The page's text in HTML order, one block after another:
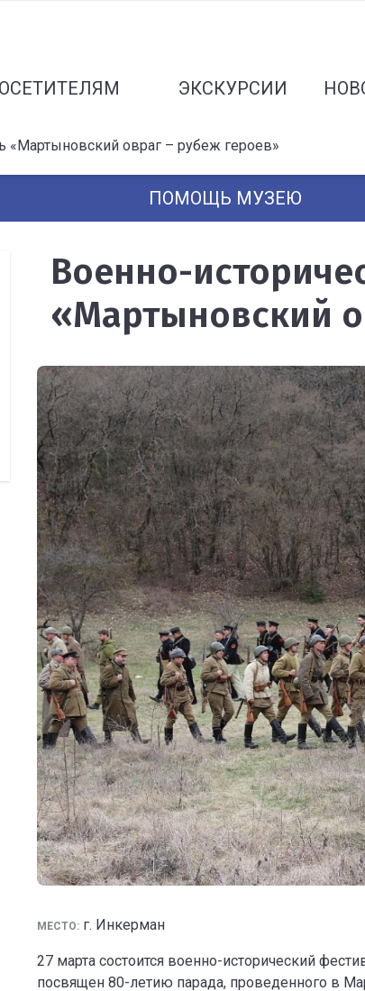
ЭКСКУРСИИ
«Мартыновский овраг – рубеж героев»
ПОМОЩЬ МУЗЕЮ
Военно-
«Мартыновский
МЕСТО: г. Инкерман
27 марта состоится военно-исторический
посвящен 80-летию парада, проведенного в